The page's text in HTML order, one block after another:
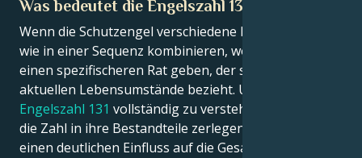
Was bedeutet die Engelszahl 131 spirituell?
Wenn die Schutzengel verschiedene Engelszahlen
wie in einer Sequenz kombinieren, wollen sie Ihnen
einen spezifischeren Rat geben, der sich auf Ihre
aktuellen Lebensumstände bezieht. Um die
Engelszahl 131 vollständig zu verstehen, sollten Sie
die Zahl in ihre Bestandteile zerlegen. Beide haben
einen deutlichen Einfluss auf die Gesamtbotschaft.